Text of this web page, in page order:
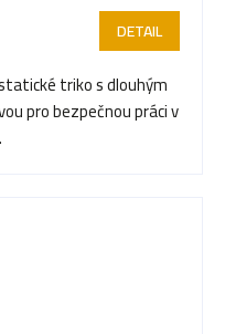
DETAIL
triko s dlouhým
pro bezpečnou práci v